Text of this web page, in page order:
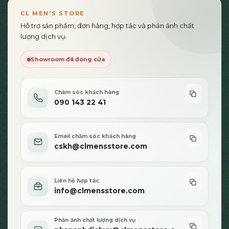
Các
tùy
CL MEN'S STORE
Hỗ trợ sản phẩm, đơn hàng, hợp tác và phản ánh chất
lượng dịch vụ.
Showroom đã đóng cửa
Chăm sóc khách hàng
090 143 22 41
Email chăm sóc khách hàng
cskh@clmensstore.com
Liên hệ hợp tác
info@clmensstore.com
Phản ánh chất lượng dịch vụ